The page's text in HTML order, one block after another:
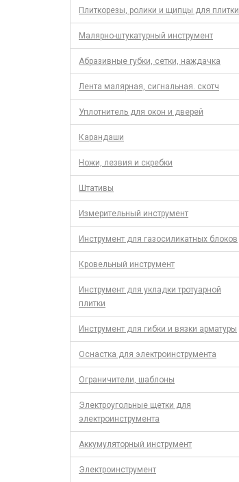
Плиткорезы, ролики и щипцы для плитки
Малярно-штукатурный инструмент
Абразивные губки, сетки, наждачка
Лента малярная, сигнальная. скотч
Уплотнитель для окон и дверей
Карандаши
Ножи, лезвия и скребки
Штативы
Измерительный инструмент
Инструмент для газосиликатных блоков
Кровельный инструмент
Инструмент для укладки тротуарной
плитки
Инструмент для гибки и вязки арматуры
Оснастка для электроинструмента
Ограничители, шаблоны
Электроугольные щетки для
электроинструмента
Аккумуляторный инструмент
Электроинструмент